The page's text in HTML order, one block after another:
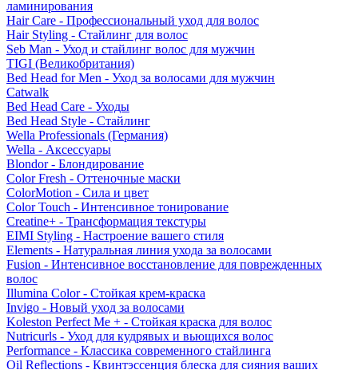
ламинирования
Hair Care - Профессиональный уход для волос
Hair Styling - Стайлинг для волос
Seb Man - Уход и стайлинг волос для мужчин
TIGI (Великобритания)
Bed Head for Men - Уход за волосами для мужчин
Catwalk
Bed Head Care - Уходы
Bed Head Style - Стайлинг
Wella Professionals (Германия)
Wella - Аксессуары
Blondor - Блондирование
Color Fresh - Оттеночные маски
ColorMotion - Сила и цвет
Color Touch - Интенсивное тонирование
Creatine+ - Трансформация текстуры
EIMI Styling - Настроение вашего стиля
Elements - Натуральная линия ухода за волосами
Fusion - Интенсивное восстановление для поврежденных
волос
Illumina Color - Стойкая крем-краска
Invigo - Новый уход за волосами
Koleston Perfect Me + - Стойкая краска для волос
Nutricurls - Уход для кудрявых и вьющихся волос
Performance - Классика современного стайлинга
Oil Reflections - Квинтэссенция блеска для сияния ваших